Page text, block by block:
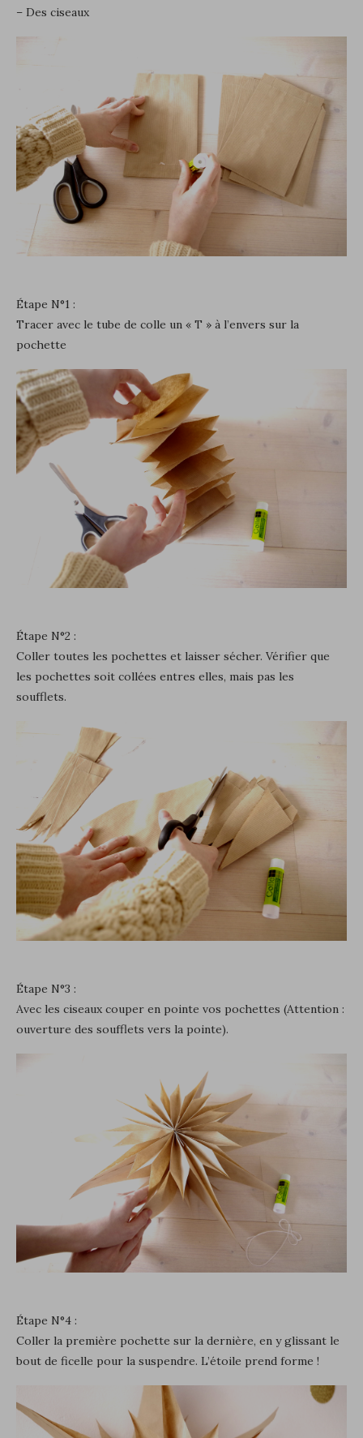
– Des ciseaux
Étape N°1 :
Tracer avec le tube de colle un « T » à l’envers sur la
pochette
Étape N°2 :
Coller toutes les pochettes et laisser sécher. Vérifier que
les pochettes soit collées entres elles, mais pas les
soufflets.
Étape N°3 :
Avec les ciseaux couper en pointe vos pochettes (Attention :
ouverture des soufflets vers la pointe).
Étape N°4 :
Coller la première pochette sur la dernière, en y glissant le
bout de ficelle pour la suspendre. L’étoile prend forme !